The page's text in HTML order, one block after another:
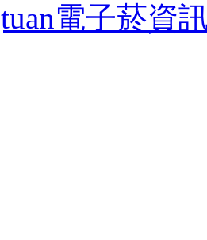
電子菸資